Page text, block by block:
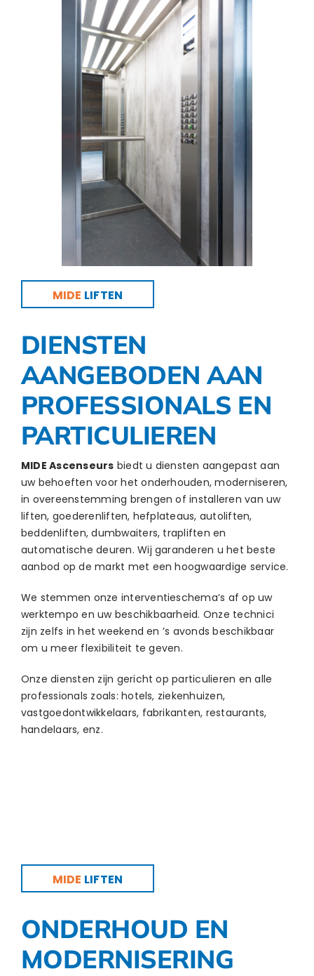
MIDE LIFTEN
DIENSTEN
AANGEBODEN AAN
PROFESSIONALS EN
PARTICULIEREN
MIDE Ascenseurs biedt u diensten aangepast aan
uw behoeften voor het onderhouden, moderniseren,
in overeenstemming brengen of installeren van uw
liften, goederenliften, hefplateaus, autoliften,
beddenliften, dumbwaiters, trapliften en
automatische deuren. Wij garanderen u het beste
aanbod op de markt met een hoogwaardige service.
We stemmen onze interventieschema’s af op uw
werktempo en uw beschikbaarheid. Onze technici
zijn zelfs in het weekend en ’s avonds beschikbaar
om u meer flexibiliteit te geven.
Onze diensten zijn gericht op particulieren en alle
professionals zoals: hotels, ziekenhuizen,
vastgoedontwikkelaars, fabrikanten, restaurants,
handelaars, enz.
MIDE LIFTEN
ONDERHOUD EN
MODERNISERING